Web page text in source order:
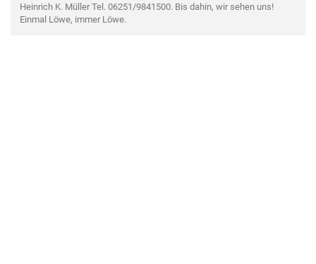
Heinrich K. Müller Tel. 06251/9841500. Bis dahin, wir sehen uns!
Einmal Löwe, immer Löwe.